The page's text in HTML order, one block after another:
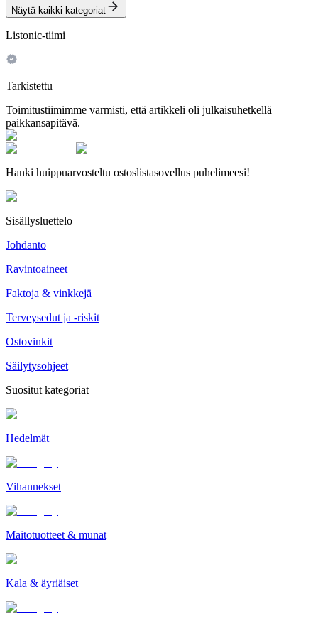
Näytä kaikki kategoriat
Listonic-tiimi
Tarkistettu
Toimitustiimimme varmisti, että artikkeli oli julkaisuhetkellä
paikkansapitävä.
Hanki huippuarvosteltu ostoslistasovellus puhelimeesi!
Sisällysluettelo
Johdanto
Ravintoaineet
Faktoja & vinkkejä
Terveysedut ja -riskit
Ostovinkit
Säilytysohjeet
Suositut kategoriat
Hedelmät
Vihannekset
Maitotuotteet & munat
Kala & äyriäiset